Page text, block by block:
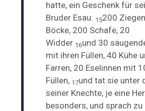
hatte, ein Geschenk für
Bruder Esau: 15200
Böcke, 200 Schafe, 20
Widder 16und 30
mit ihren Füllen, 40 Kühe
Farren, 20 Eselinnen mit
Füllen, 17und tat sie unter
seiner Knechte, je eine
besonders, und sprach zu